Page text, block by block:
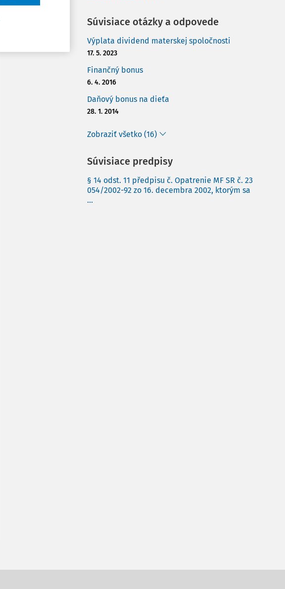
Súvisiace otázky a odpovede
Výplata dividend materskej spoločnosti
17. 5. 2023
Finančný bonus
6. 4. 2016
Daňový bonus na dieťa
28. 1. 2014
Zobraziť všetko (16)
Súvisiace predpisy
§ 14 odst. 11 předpisu č. Opatrenie MF SR č. 23
054/2002-92 zo 16. decembra 2002, ktorým sa
...